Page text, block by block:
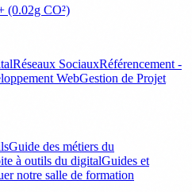
(0.02g CO²)
Réseaux SociauxRéférencement -
WebGestion de Projet
Guide des métiers du
à outils du digitalGuides et
notre salle de formation